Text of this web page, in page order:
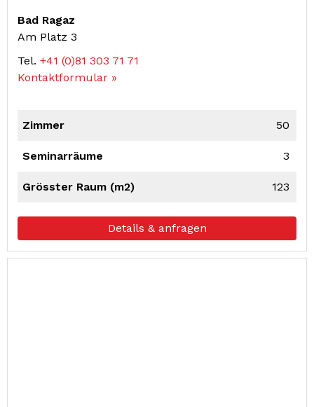
Bad Ragaz
Am Platz 3
Tel. +41 (0)81 303 71 71
Kontaktformular »
Zimmer 50
Seminarräume 3
Grösster Raum (m2) 123
Details & anfragen